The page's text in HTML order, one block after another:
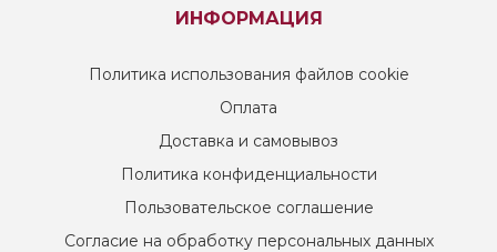
ИНФОРМАЦИЯ
Политика использования файлов cookie
Оплата
Доставка и самовывоз
Политика конфиденциальности
Пользовательское соглашение
Согласие на обработку персональных данных